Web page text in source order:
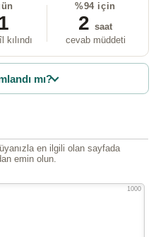
kılındı
%94 için
2 saat
cevab müddeti
mı?
en ilgili olan sayfada
emin olun.
1000